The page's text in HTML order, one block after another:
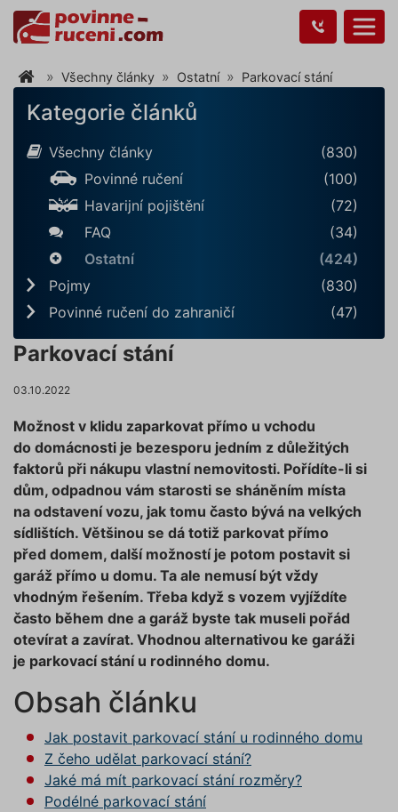
Všechny články Ostatní Parkovací stání
Kategorie článků
Všechny články
(830)
Povinné ručení
(100)
Havarijní pojištění
(72)
FAQ
(34)
Ostatní
(424)
Pojmy
(830)
Povinné ručení do zahraničí
(47)
Parkovací stání
03.10.2022
Možnost v klidu zaparkovat přímo u vchodu
do domácnosti je bezesporu jedním z důležitých
faktorů při nákupu vlastní nemovitosti. Pořídíte-li si
dům, odpadnou vám starosti se sháněním místa
na odstavení vozu, jak tomu často bývá na velkých
sídlištích. Většinou se dá totiž parkovat přímo
před domem, další možností je potom postavit si
garáž přímo u domu. Ta ale nemusí být vždy
vhodným řešením. Třeba když s vozem vyjíždíte
často během dne a garáž byste tak museli pořád
otevírat a zavírat. Vhodnou alternativou ke garáži
je parkovací stání u rodinného domu.
Obsah článku
Jak postavit parkovací stání u rodinného domu
Z čeho udělat parkovací stání?
Jaké má mít parkovací stání rozměry?
Podélné parkovací stání